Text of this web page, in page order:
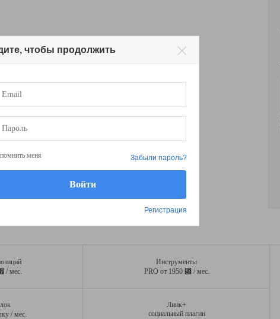
/ мес.
Инструменты
PRO от 1950 ⃏ / мес.
/ мес.
Линк+
социальный плагин
чтобы продолжить
Email
Пароль
меня
Регистрация
Забыли пароль?